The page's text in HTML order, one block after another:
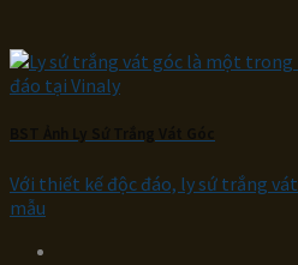
Với thiết kế độc đáo, ly sứ trắng
mẫu